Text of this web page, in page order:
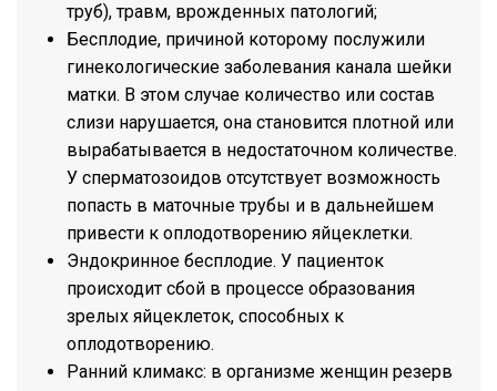
труб), травм, врожденных патологий;
Бесплодие, причиной которому послужили
гинекологические заболевания канала шейки
матки. В этом случае количество или состав
слизи нарушается, она становится плотной или
вырабатывается в недостаточном количестве.
У сперматозоидов отсутствует возможность
попасть в маточные трубы и в дальнейшем
привести к оплодотворению яйцеклетки.
Эндокринное бесплодие. У пациенток
происходит сбой в процессе образования
зрелых яйцеклеток, способных к
оплодотворению.
Ранний климакс: в организме женщин резерв